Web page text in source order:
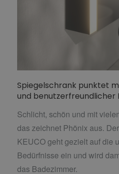
Spiegelschrank punktet
und benutzerfreundlicher
Schlicht, schön und mit
das zeichnet Phönix aus.
KEUCO geht gezielt auf die
Bedürfnisse ein und wird
das Badezimmer.